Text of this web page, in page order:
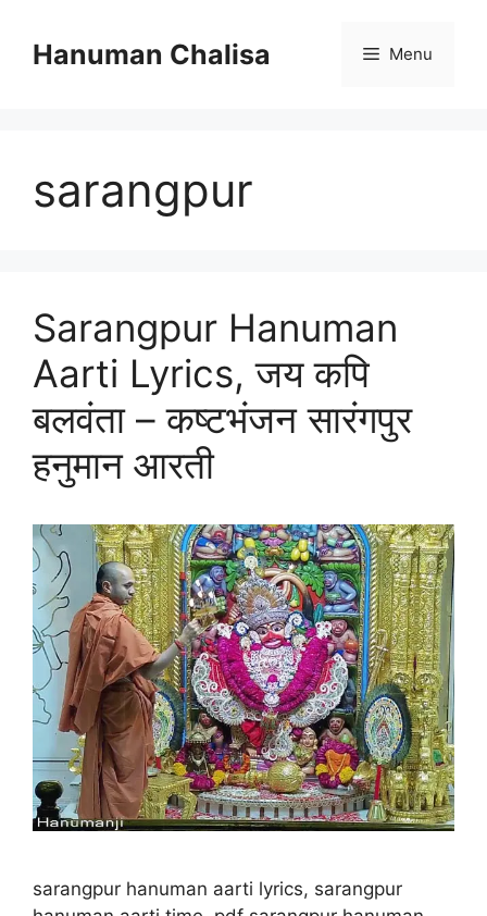
contentHanuman Chalisa Menu
sarangpur
Sarangpur Hanuman
Aarti Lyrics, जय कपि
बलवंता – कष्टभंजन सारंगपुर
हनुमान आरती
sarangpur hanuman aarti lyrics, sarangpur